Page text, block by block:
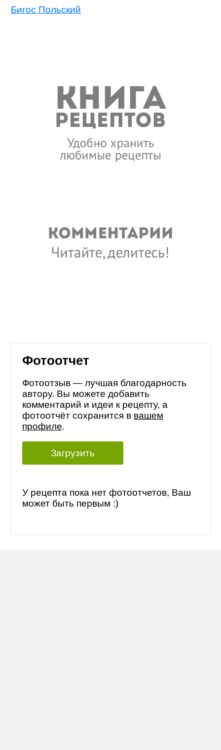
Бигос Польский
Фотоотчет
Фотоотзыв — лучшая благодарность
автору. Вы можете добавить
комментарий и идеи к рецепту, а
фотоотчёт сохранится в вашем
профиле.
Загрузить
У рецепта пока нет фотоотчетов, Ваш
может быть первым :)